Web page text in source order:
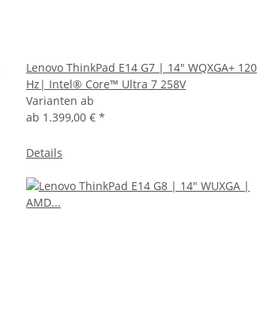
Lenovo ThinkPad E14 G7 | 14" WQXGA+ 120
Hz| Intel® Core™ Ultra 7 258V
Varianten ab
ab 1.399,00 € *
Details